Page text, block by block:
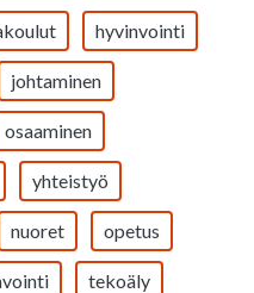
hyvinvointi
johtaminen
osaaminen
yhteistyö
nuoret opetus
tekoäly